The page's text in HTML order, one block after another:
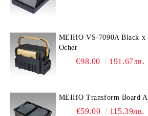
MEIHO VS-7090A Black x
Ocher
€98.00 191.67лв.
MEIHO Transform Board A
€59.00 115.39лв.